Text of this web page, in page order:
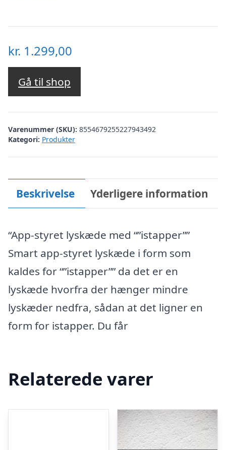
kr. 1.299,00
Gå til shop
Varenummer (SKU): 8554679255227943492
Kategori: Produkter
Beskrivelse Yderligere information
“App-styret lyskæde med “”istapper””
Smart app-styret lyskæde i form som
kaldes for “”istapper”” da det er en
lyskæde hvorfra der hænger mindre
lyskæder nedfra, sådan at det ligner en
form for istapper. Du får
Relaterede varer